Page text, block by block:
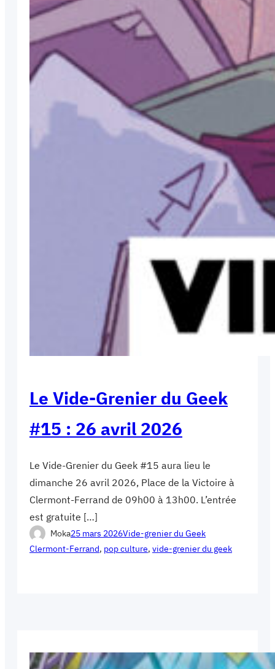
Le Vide-Grenier du Geek
#15 : 26 avril 2026
Le Vide-Grenier du Geek #15 aura lieu le
dimanche 26 avril 2026, Place de la Victoire à
Clermont-Ferrand de 09h00 à 13h00. L’entrée
est gratuite […]
Moka25 mars 2026Vide-grenier du Geek
Clermont-Ferrand, pop culture, vide-grenier du geek